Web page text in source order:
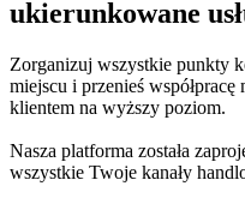
ukierunkowane
Zorganizuj wszystkie punkty
miejscu i przenieś
klientem na wyższy poziom.
Nasza platforma została
wszystkie Twoje kanały